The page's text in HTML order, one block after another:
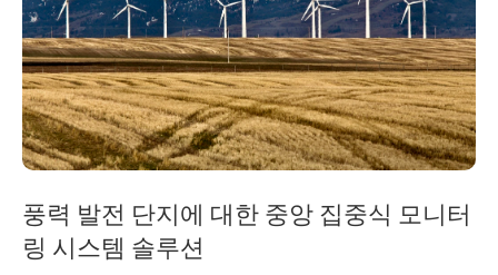
풍력 발전 단지에 대한 중앙 집중식 모니터
링 시스템 솔루션